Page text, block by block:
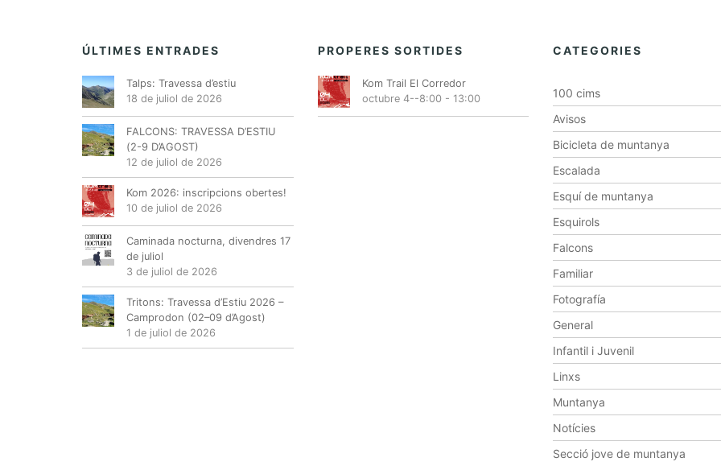
ÚLTIMES ENTRADES
Talps: Travessa d’estiu
18 de juliol de 2026
FALCONS: TRAVESSA D’ESTIU
(2-9 D’AGOST)
12 de juliol de 2026
Kom 2026: inscripcions obertes!
10 de juliol de 2026
Caminada nocturna, divendres 17
de juliol
3 de juliol de 2026
Tritons: Travessa d’Estiu 2026 –
Camprodon (02–09 d’Agost)
1 de juliol de 2026
PROPERES SORTIDES
Kom Trail El Corredor
octubre 4--8:00- 13:00
CATEGORIES
100 cims
Avisos
Bicicleta de muntanya
Escalada
Esquí de muntanya
Esquirols
Falcons
Familiar
Fotografía
General
Infantil i Juvenil
Linxs
Muntanya
Notícies
Secció jove de muntanya